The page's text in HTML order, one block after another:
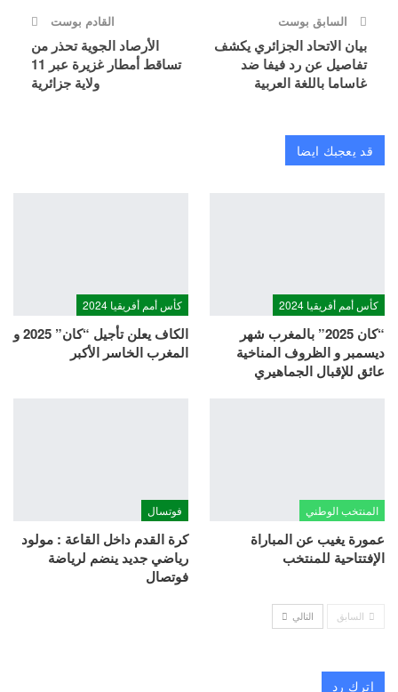
السابق بوست
بيان الاتحاد الجزائري يكشف
تفاصيل عن رد فيفا ضد
غاساما باللغة العربية
القادم بوست
الأرصاد الجوية تحذر من
تساقط أمطار غزيرة عبر 11
ولاية جزائرية
قد يعجبك ايضا
كأس أمم أفريقيا 2024
“كان 2025” بالمغرب شهر
ديسمبر و الظروف المناخية
عائق للإقبال الجماهيري
كأس أمم أفريقيا 2024
الكاف يعلن تأجيل “كان” 2025 و
المغرب الخاسر الأكبر
المنتخب الوطني
عمورة يغيب عن المباراة
الإفتتاحية للمنتخب
فوتسال
كرة القدم داخل القاعة : مولود
رياضي جديد ينضم لرياضة
فوتصال
السابق التالي
اترك رد